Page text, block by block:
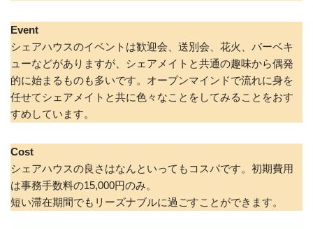
Event
シェアハウスのイベントは歓迎会、送別会、花火、バーベキ
ューなどがありますが、シェアメイトと共通の趣味から偶発
的に始まるものも多いです。オープンマインドで流れに身を
任せてシェアメイトと共に色々なことをしてみることをおす
すめしています。
Cost
シェアハウスの良さはなんといってもコスパです。初期費用
は事務手数料の15,000円のみ。
短い滞在期間でもリーズナブルに過ごすことができます。